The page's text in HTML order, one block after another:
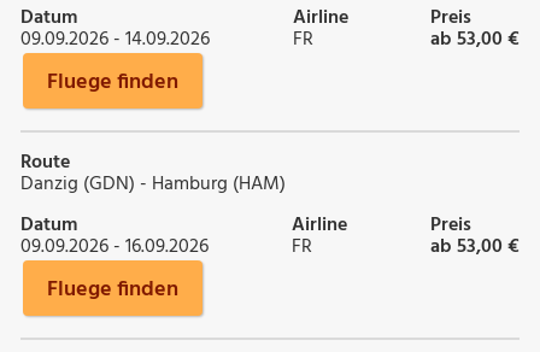
Datum
09.09.2026 - 14.09.2026
Airline
FR
Preis
ab 53,00 €
Fluege finden
Route
Danzig (GDN) - Hamburg (HAM)
Datum
09.09.2026 - 16.09.2026
Airline
FR
Preis
ab 53,00 €
Fluege finden